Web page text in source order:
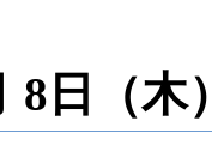
8日（木